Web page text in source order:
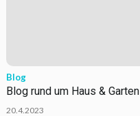
Blog
Blog rund um Haus &
20.4.2023